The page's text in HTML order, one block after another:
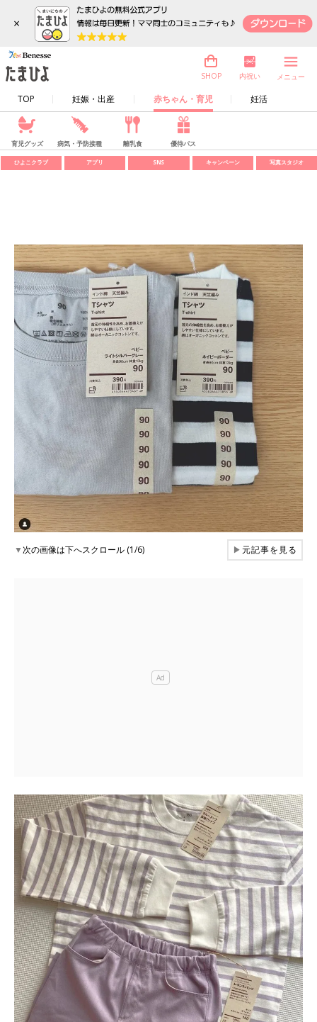
×
TOP 妊娠・出産 赤ちゃん・育児 妊活
SHOP 内祝い メニュー
育児グッズ 病気・予防接種 離乳食 優待パス
ひよこクラブ アプリ SNS キャンペーン 写真スタジオ
▼次の画像は下へスクロール (1/6) ▶元記事を見る